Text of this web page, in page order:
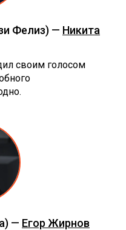
Фелиз) — Никита
своим голосом
— Егор Жирнов